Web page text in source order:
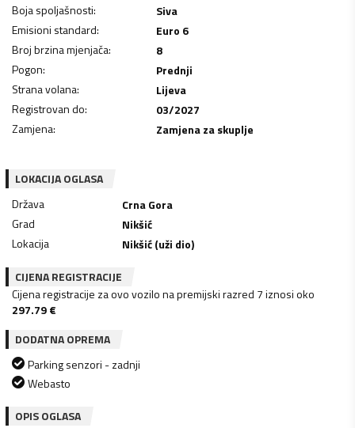
Boja spoljašnosti:
Siva
Emisioni standard:
Euro 6
Broj brzina mjenjača:
8
Pogon:
Prednji
Strana volana:
Lijeva
Registrovan do:
03/2027
Zamjena: Zamjena za skuplje
LOKACIJA OGLASA
Država
Crna Gora
Grad
Nikšić
Lokacija
Nikšić (uži dio)
CIJENA REGISTRACIJE
Cijena registracije za ovo vozilo na premijski razred 7 iznosi oko
297.79€
DODATNA OPREMA
Parking senzori - zadnji
Webasto
OPIS OGLASA